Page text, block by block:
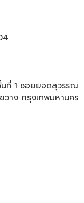
นที่ 1 ซอยยอดสุวรรณ
วาง กรุงเทพมหานคร